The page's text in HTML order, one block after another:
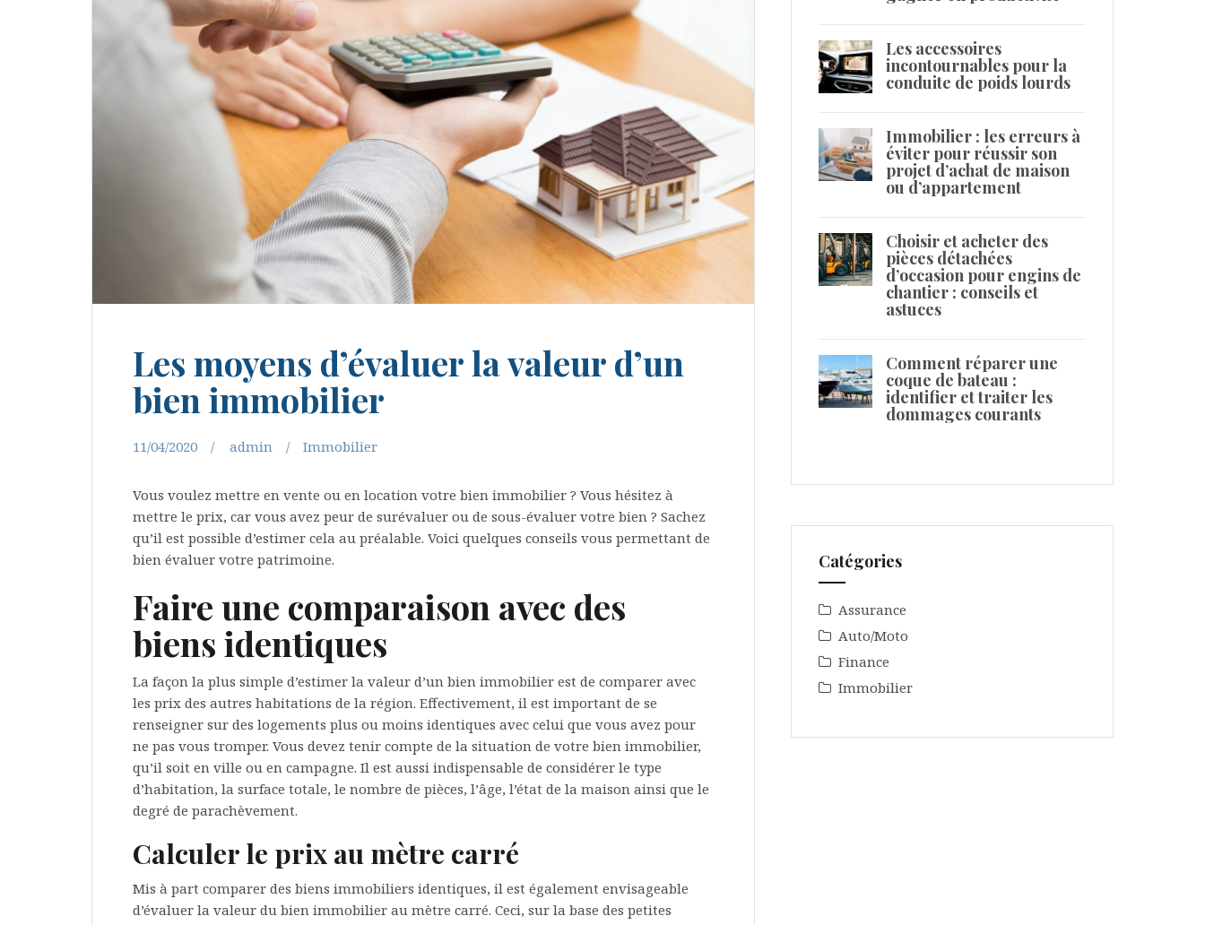
Les moyens d’évaluer la valeur d’un
bien immobilier
11/04/2020 admin Immobilier
Vous voulez mettre en vente ou en location votre bien immobilier ? Vous hésitez à
mettre le prix, car vous avez peur de surévaluer ou de sous-évaluer votre bien ? Sachez
qu’il est possible d’estimer cela au préalable. Voici quelques conseils vous permettant de
bien évaluer votre patrimoine.
Faire une comparaison avec des
biens identiques
La façon la plus simple d’estimer la valeur d’un bien immobilier est de comparer avec
les prix des autres habitations de la région. Effectivement, il est important de se
renseigner sur des logements plus ou moins identiques avec celui que vous avez pour
ne pas vous tromper. Vous devez tenir compte de la situation de votre bien immobilier,
qu’il soit en ville ou en campagne. Il est aussi indispensable de considérer le type
d’habitation, la surface totale, le nombre de pièces, l’âge, l’état de la maison ainsi que le
degré de parachèvement.
Calculer le prix au mètre carré
Mis à part comparer des biens immobiliers identiques, il est également envisageable
d’évaluer la valeur du bien immobilier au mètre carré. Ceci, sur la base des petites
Les accessoires
incontournables pour la
conduite de poids lourds
Immobilier : les erreurs à
éviter pour réussir son
projet d’achat de maison
ou d’appartement
Choisir et acheter des
pièces détachées
d’occasion pour engins de
chantier : conseils et
astuces
Comment réparer une
coque de bateau :
identifier et traiter les
dommages courants
Catégories
Assurance
Auto/Moto
Finance
Immobilier